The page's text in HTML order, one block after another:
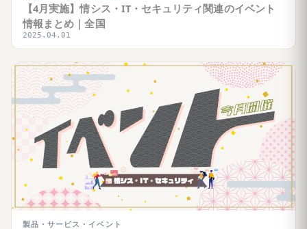
【4月実施】情シス・IT・セキュリティ関連のイベント
情報まとめ｜全国
2025.04.01
製品・サービス・イベント